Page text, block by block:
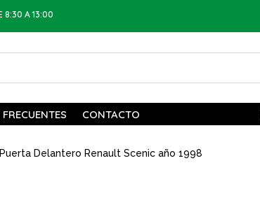
8:30 A 13:00
CONTACTO
Delantero Renault Scenic año 1998